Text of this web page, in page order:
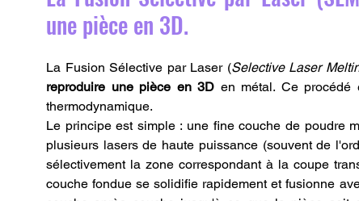
une pièce en 3D.
La Fusion Sélective par Laser (Selective Laser
reproduire une pièce en 3D en métal. Ce
thermodynamique.
Le principe est simple : une fine couche de poudre
plusieurs lasers de haute puissance (souvent de
sélectivement la zone correspondant à la coupe
couche fondue se solidifie rapidement et fusionne